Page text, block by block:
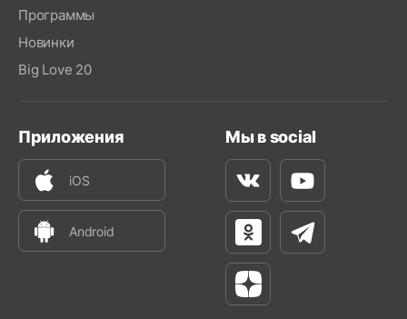
Программы
Новинки
Big Love 20
Приложения
iOS
Android
Мы в social
ВконтактеYoutube
Одноклассники
Телеграм
Яндекс Дзен